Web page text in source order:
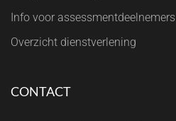
Info voor assessmentdeelnemers
Overzicht dienstverlening
CONTACT